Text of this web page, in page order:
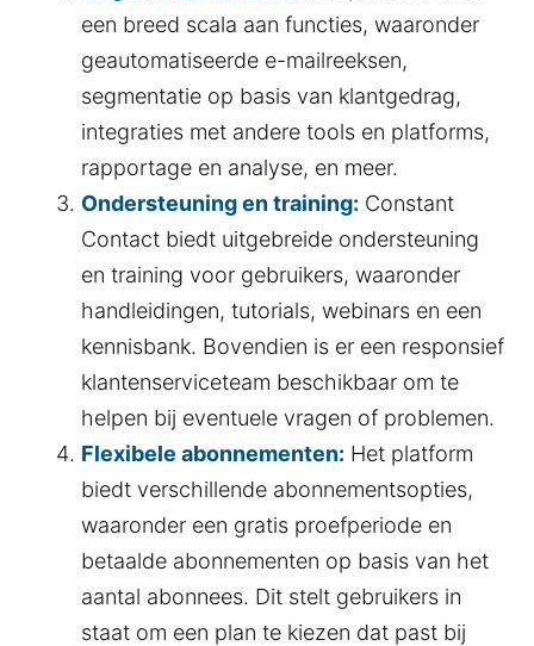
een breed scala aan functies, waaronder
geautomatiseerde e-mailreeksen,
segmentatie op basis van klantgedrag,
integraties met andere tools en platforms,
rapportage en analyse, en meer.
Ondersteuning en training: Constant
Contact biedt uitgebreide ondersteuning
en training voor gebruikers, waaronder
handleidingen, tutorials, webinars en een
kennisbank. Bovendien is er een responsief
klantenserviceteam beschikbaar om te
helpen bij eventuele vragen of problemen.
Flexibele abonnementen: Het platform
biedt verschillende abonnementsopties,
waaronder een gratis proefperiode en
betaalde abonnementen op basis van het
aantal abonnees. Dit stelt gebruikers in
staat om een plan te kiezen dat past bij